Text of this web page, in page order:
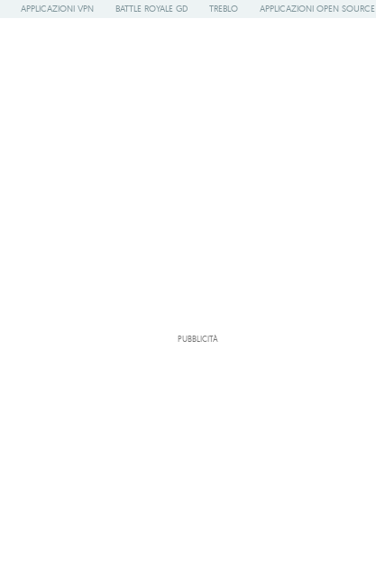
APPLICAZIONI VPN BATTLE ROYALE GD TREBLO APPLICAZIONI OPEN SOURCE
PUBBLICITÀ